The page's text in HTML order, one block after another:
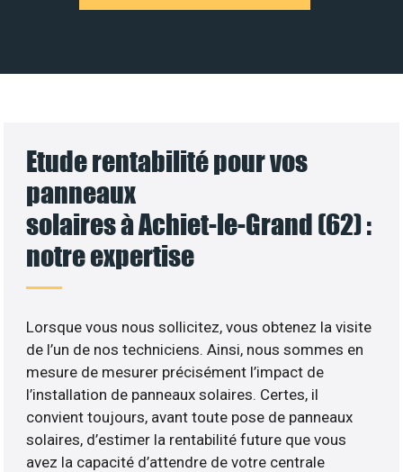
Etude rentabilité pour vos
panneaux
solaires à Achiet-le-Grand (62) :
notre expertise
Lorsque vous nous sollicitez, vous obtenez la visite
de l’un de nos techniciens. Ainsi, nous sommes en
mesure de mesurer précisément l’impact de
l’installation de panneaux solaires. Certes, il
convient toujours, avant toute pose de panneaux
solaires, d’estimer la rentabilité future que vous
avez la capacité d’attendre de votre centrale